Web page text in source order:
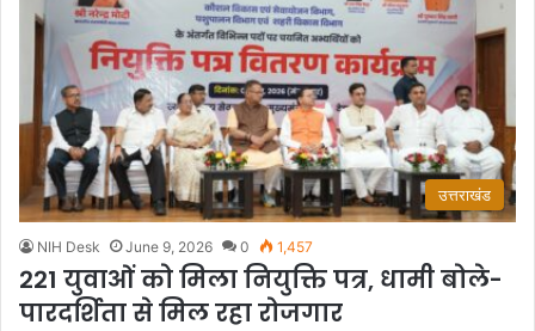
उत्तराखंड
NIH Desk June 9, 2026 0 1,457
221 युवाओं को मिला नियुक्ति पत्र, धामी बोले-
पारदर्शिता से मिल रहा रोजगार